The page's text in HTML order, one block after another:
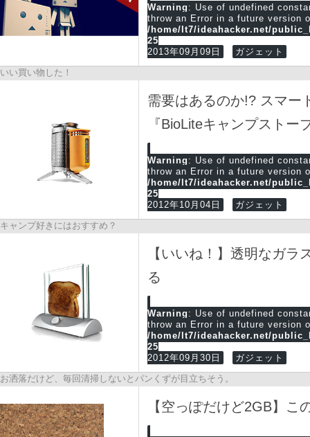
Warning : Use of undefined
throw an Error in a future version
/home/lt7/ideahacker.net/
25
2013年09月09日
ガジェット
いい買い物した！
需要はあるのか!? スマー
『BioLiteキャンプストー
Warning : Use of undefined
throw an Error in a future version
/home/lt7/ideahacker.net/
25
2012年10月04日
ガジェット
キャンプ好きにはおすすめ？
【いいね！】透明なガ
る
Warning : Use of undefined
throw an Error in a future version
/home/lt7/ideahacker.net/
25
2012年09月30日
ガジェット
お洒落だけど、毎回清掃しないとパンくずが目立ちそう。
【空っぽだけど2GB】こ